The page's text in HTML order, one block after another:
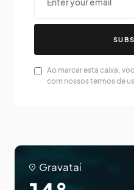
Ao marcar esta caixa,
com nossos termos de
Gravataí